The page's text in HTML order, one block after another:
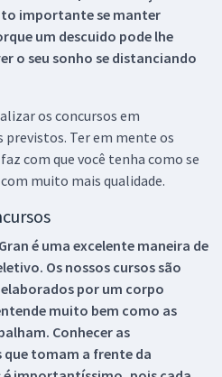
importante se manter
um descuido pode lhe
o seu sonho se distanciando
os concursos em
Ter em mente os
com que você tenha como se
muito mais qualidade.
é uma excelente maneira de
Os nossos cursos são
por um corpo
muito bem como as
Conhecer as
tomam a frente da